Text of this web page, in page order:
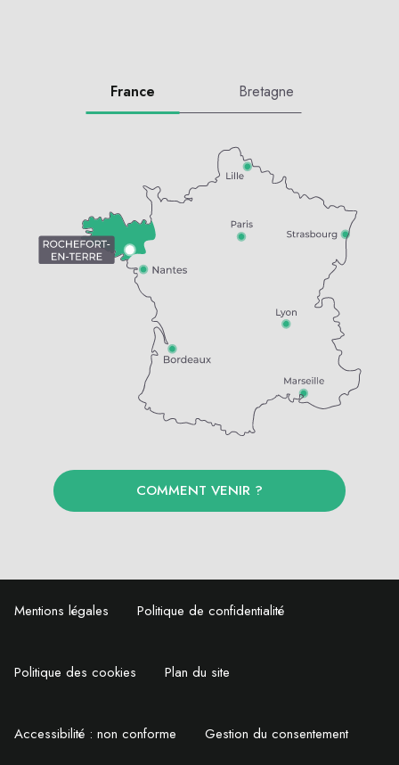
France Bretagne
COMMENT VENIR ?
Mentions légales Politique de confidentialité
Politique des cookies Plan du site
Accessibilité : non conforme Gestion du consentement